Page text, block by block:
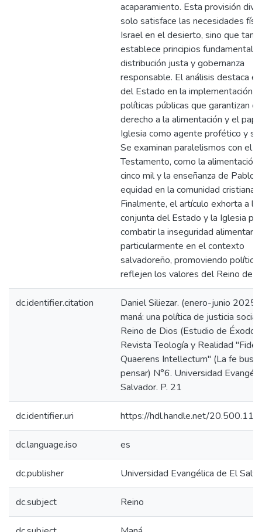
acaparamiento. Esta provisión
solo satisface las necesidades
Israel en el desierto, sino que
establece principios
distribución justa y gobernanza
responsable. El análisis destaca
del Estado en la implementación
políticas públicas que garantizan el
derecho a la alimentación y el
Iglesia como agente profético y
Se examinan paralelismos con el
Testamento, como la alimentación
cinco mil y la enseñanza de Pablo
equidad en la comunidad cristiana.
Finalmente, el artículo exhorta a la
conjunta del Estado y la Iglesia
combatir la inseguridad alimentaria,
particularmente en el contexto
salvadoreño, promoviendo
reflejen los valores del Reino de
dc.identifier.citation
Daniel Siliezar. (enero-junio
maná: una política de justicia
Reino de Dios (Estudio de Éxodo
Revista Teología y Realidad "Fides
Quaerens Intellectum" (La fe busca
pensar) N°6. Universidad
Salvador. P. 21
dc.identifier.uri https://hdl.handle.net/
dc.language.iso es
dc.publisher Universidad Evangélica de El
dc.subject Reino